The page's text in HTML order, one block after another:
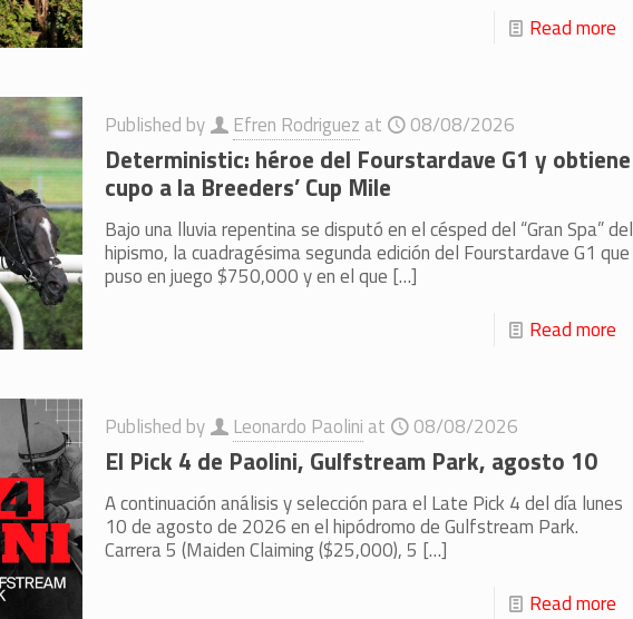
Read more
Published by Efren Rodriguez at 08/08/2026
Deterministic: héroe del Fourstardave G1 y obtiene
cupo a la Breeders’ Cup Mile
Bajo una lluvia repentina se disputó en el césped del “Gran Spa” del
hipismo, la cuadragésima segunda edición del Fourstardave G1 que
puso en juego $750,000 y en el que […]
Read more
Published by Leonardo Paolini at 08/08/2026
El Pick 4 de Paolini, Gulfstream Park, agosto 10
A continuación análisis y selección para el Late Pick 4 del día lunes
10 de agosto de 2026 en el hipódromo de Gulfstream Park.
Carrera 5 (Maiden Claiming ($25,000), 5 […]
Read more